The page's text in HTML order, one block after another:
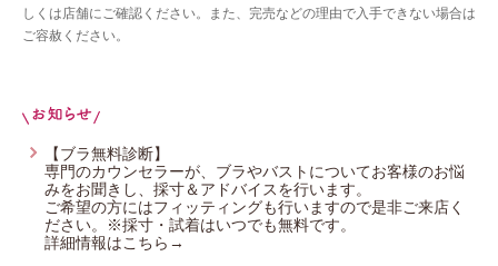
お問い合わせ
よくあるご質問
しくは店舗にご確認ください。また、完売などの理由で入手できない場合は
ご容赦ください。
【ブラ無料診断】
専門のカウンセラーが、ブラやバストについてお客様のお悩
みをお聞きし、採寸＆アドバイスを行います。
ご希望の方にはフィッティングも行いますので是非ご来店く
ださい。※採寸・試着はいつでも無料です。
詳細情報はこちら→